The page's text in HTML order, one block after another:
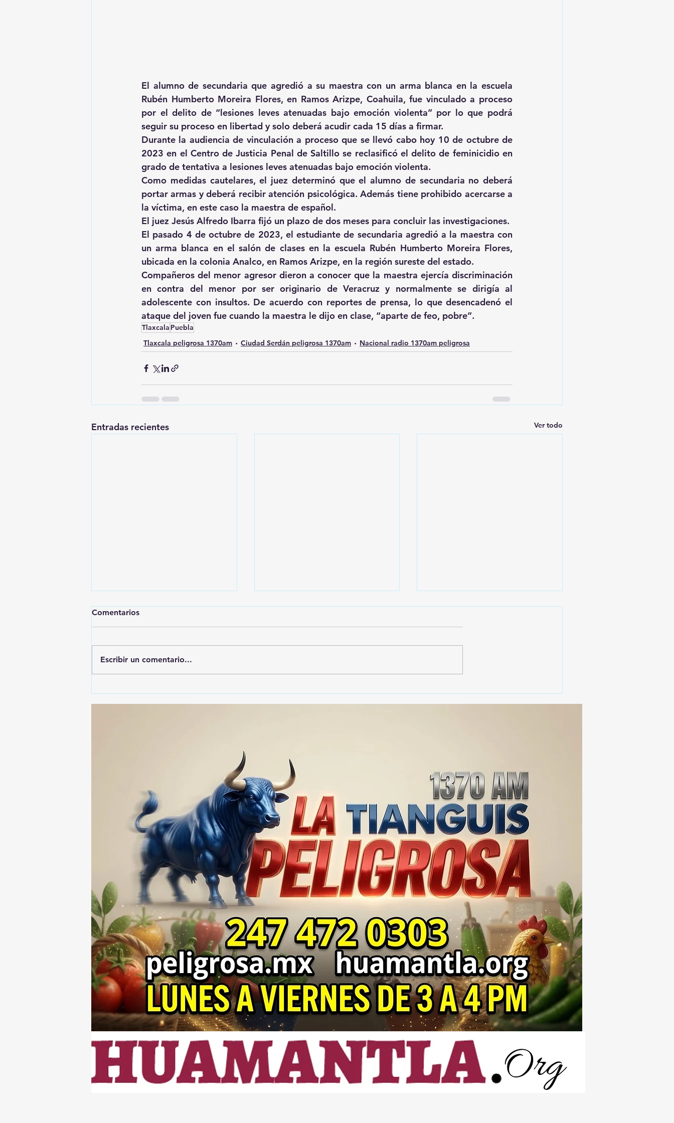
El alumno de secundaria que agredió a su maestra con un arma blanca en la escuela
Rubén Humberto Moreira Flores, en Ramos Arizpe, Coahuila, fue vinculado a proceso
por el delito de “lesiones leves atenuadas bajo emoción violenta” por lo que podrá
seguir su proceso en libertad y solo deberá acudir cada 15 días a firmar.
Durante la audiencia de vinculación a proceso que se llevó cabo hoy 10 de octubre de
2023 en el Centro de Justicia Penal de Saltillo se reclasificó el delito de feminicidio en
grado de tentativa a lesiones leves atenuadas bajo emoción violenta.
Como medidas cautelares, el juez determinó que el alumno de secundaria no deberá
portar armas y deberá recibir atención psicológica. Además tiene prohibido acercarse a
la víctima, en este caso la maestra de español.
El juez Jesús Alfredo Ibarra fijó un plazo de dos meses para concluir las investigaciones.
El pasado 4 de octubre de 2023, el estudiante de secundaria agredió a la maestra con
un arma blanca en el salón de clases en la escuela Rubén Humberto Moreira Flores,
ubicada en la colonia Analco, en Ramos Arizpe, en la región sureste del estado.
Compañeros del menor agresor dieron a conocer que la maestra ejercía discriminación
en contra del menor por ser originario de Veracruz y normalmente se dirigía al
adolescente con insultos. De acuerdo con reportes de prensa, lo que desencadenó el
ataque del joven fue cuando la maestra le dijo en clase, “aparte de feo, pobre”.
Tlaxcala Puebla
Tlaxcala peligrosa 1370am
Ciudad Serdán peligrosa 1370am Nacional radio 1370am peligrosa
Entradas recientes Ver todo
A PRESUNTO
GOBIERNO ADMITE QUE
25 MIL DOSIS DE DROGA
Comentarios
Escribir un comentario...